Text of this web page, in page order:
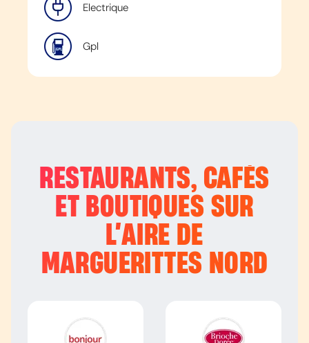
Electrique
Gpl
RESTAURANTS, CAFÉS
ET BOUTIQUES SUR
L’AIRE DE
MARGUERITTES NORD